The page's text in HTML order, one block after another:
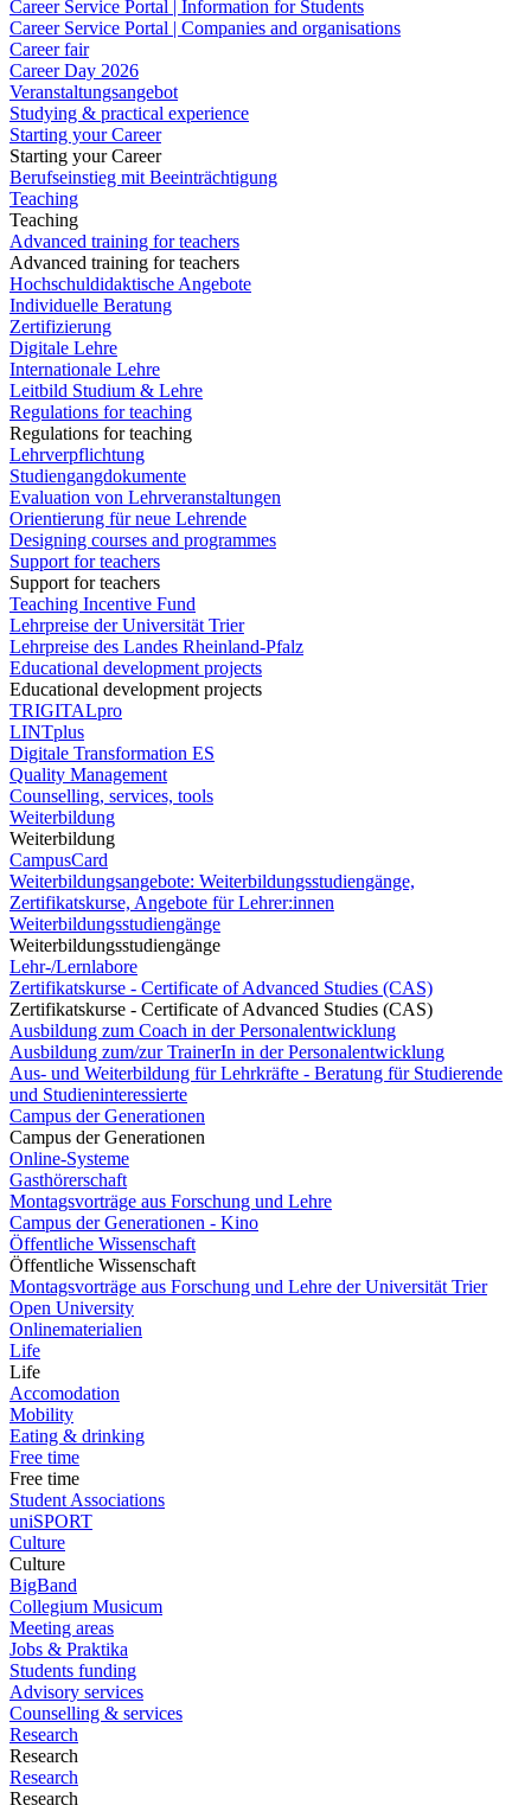
Career Service Portal | Information for Students
Career Service Portal | Companies and organisations
Career fair
Career Day 2026
Veranstaltungsangebot
Studying & practical experience
Starting your Career
Starting your Career
Berufseinstieg mit Beeinträchtigung
Teaching
Teaching
Advanced training for teachers
Advanced training for teachers
Hochschuldidaktische Angebote
Individuelle Beratung
Zertifizierung
Digitale Lehre
Internationale Lehre
Leitbild Studium & Lehre
Regulations for teaching
Regulations for teaching
Lehrverpflichtung
Studiengangdokumente
Evaluation von Lehrveranstaltungen
Orientierung für neue Lehrende
Designing courses and programmes
Support for teachers
Support for teachers
Teaching Incentive Fund
Lehrpreise der Universität Trier
Lehrpreise des Landes Rheinland-Pfalz
Educational development projects
Educational development projects
TRIGITALpro
LINTplus
Digitale Transformation ES
Quality Management
Counselling, services, tools
Weiterbildung
Weiterbildung
CampusCard
Weiterbildungsangebote: Weiterbildungsstudiengänge,
Zertifikatskurse, Angebote für Lehrer:innen
Weiterbildungsstudiengänge
Weiterbildungsstudiengänge
Lehr-/Lernlabore
Zertifikatskurse - Certificate of Advanced Studies (CAS)
Zertifikatskurse - Certificate of Advanced Studies (CAS)
Ausbildung zum Coach in der Personalentwicklung
Ausbildung zum/zur TrainerIn in der Personalentwicklung
Aus- und Weiterbildung für Lehrkräfte - Beratung für Studierende
und Studieninteressierte
Campus der Generationen
Campus der Generationen
Online-Systeme
Gasthörerschaft
Montagsvorträge aus Forschung und Lehre
Campus der Generationen - Kino
Öffentliche Wissenschaft
Öffentliche Wissenschaft
Montagsvorträge aus Forschung und Lehre der Universität Trier
Open University
Onlinematerialien
Life
Life
Accomodation
Mobility
Eating & drinking
Free time
Free time
Student Associations
uniSPORT
Culture
Culture
BigBand
Collegium Musicum
Meeting areas
Jobs & Praktika
Students funding
Advisory services
Counselling & services
Research
Research
Research
Research